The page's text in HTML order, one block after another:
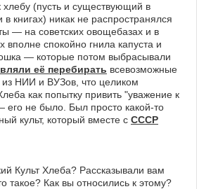
хлебу (пусть и существующий в
книгах) никак не распространялся
— на советских овощебазах и в
вполне спокойно гнила капуста и
— которые потом выбрасывали
её перебирать всевозможные
из НИИ и ВУЗов, что целиком
как попытку привить "уважение к
его не было. Был просто какой-то
культ, который вместе с СССР
Культ Хлеба? Рассказывали вам
такое? Как вы относились к этому?